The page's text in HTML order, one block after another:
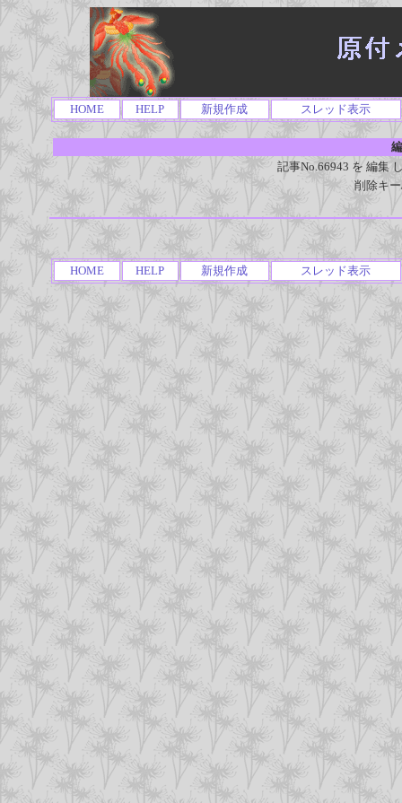
HOME HELP 新規作成 スレッド表示
記事No.66943 を 編集
削除キ
HOME HELP 新規作成 スレッド表示